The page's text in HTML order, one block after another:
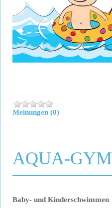
Meinungen (0)
AQUA-GYM
Baby- und Kinderschwimmen